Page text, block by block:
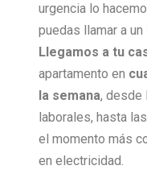
urgencia lo
puedas llamar a un
Llegamos a tu
apartamento en
la semana, desde
laborales, hasta
el momento más
en electricidad.